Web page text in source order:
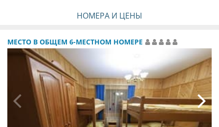
НОМЕРА И ЦЕНЫ
МЕСТО В ОБЩЕМ 6-МЕСТНОМ НОМЕРЕ